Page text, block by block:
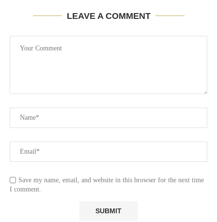
LEAVE A COMMENT
Save my name, email, and website in this browser for the next time
I comment.